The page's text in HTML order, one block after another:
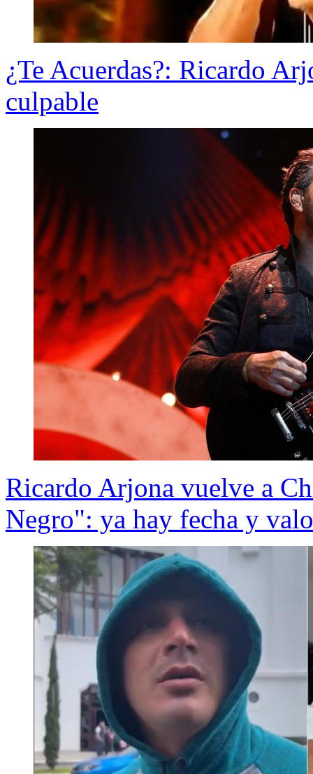
¿Te Acuerdas?: Ricardo
culpable
Ricardo Arjona vuelve a
Negro": ya hay fecha y